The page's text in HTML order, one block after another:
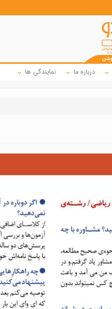
درباره ما نمایندگی ها